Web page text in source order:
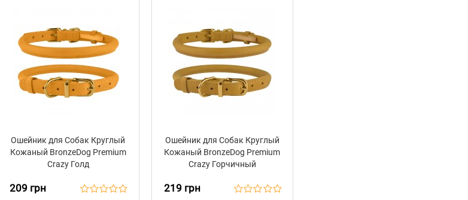
Ошейник для Собак Круглый
Кожаный BronzeDog Premium
Crazy Голд
209 грн
Ошейник для Собак Круглый
Кожаный BronzeDog Premium
Crazy Горчичный
219 грн